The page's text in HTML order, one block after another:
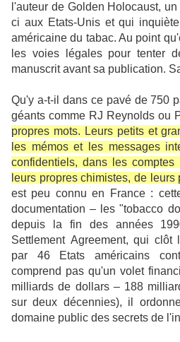
l'auteur de Golden Holocaust, un
ci aux Etats-Unis et qui
américaine du tabac. Au point
les voies légales pour tenter
manuscrit avant sa publication.
Qu'y a-t-il dans ce pavé de 750
géants comme RJ Reynolds ou
propres mots. Leurs petits et
les mémos et les messages
confidentiels, dans les
leurs propres chimistes, de leurs
est peu connu en France :
documentation – les "tobacco
depuis la fin des années
Settlement Agreement, qui clôt
par 46 Etats américains
comprend pas qu'un volet
milliards de dollars – 188
sur deux décennies), il
domaine public des secrets de